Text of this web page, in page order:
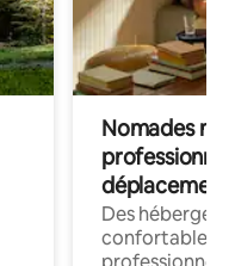
Nomades
déplacement
Des
confortables